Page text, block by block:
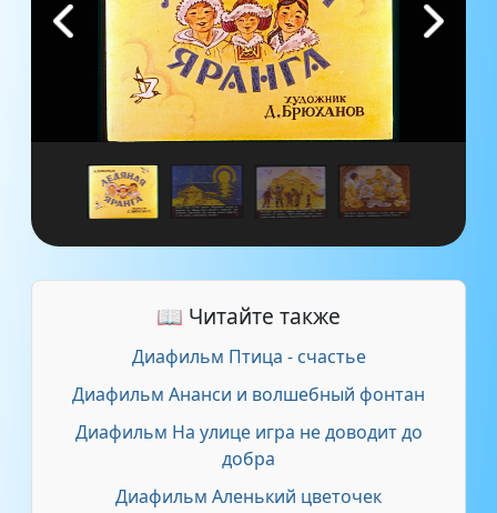
📖 Читайте также
Диафильм Птица - счастье
Диафильм Ананси и волшебный фонтан
Диафильм На улице игра не доводит до
добра
Диафильм Аленький цветочек